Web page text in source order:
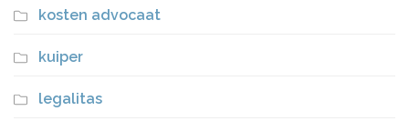
kosten advocaat
kuiper
legalitas